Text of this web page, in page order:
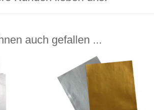
auch gefallen ...